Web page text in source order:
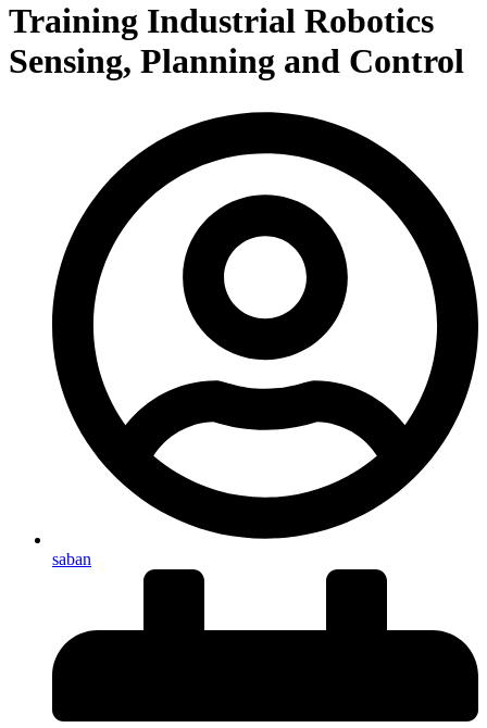
Training Industrial Robotics
Sensing, Planning and Control
saban